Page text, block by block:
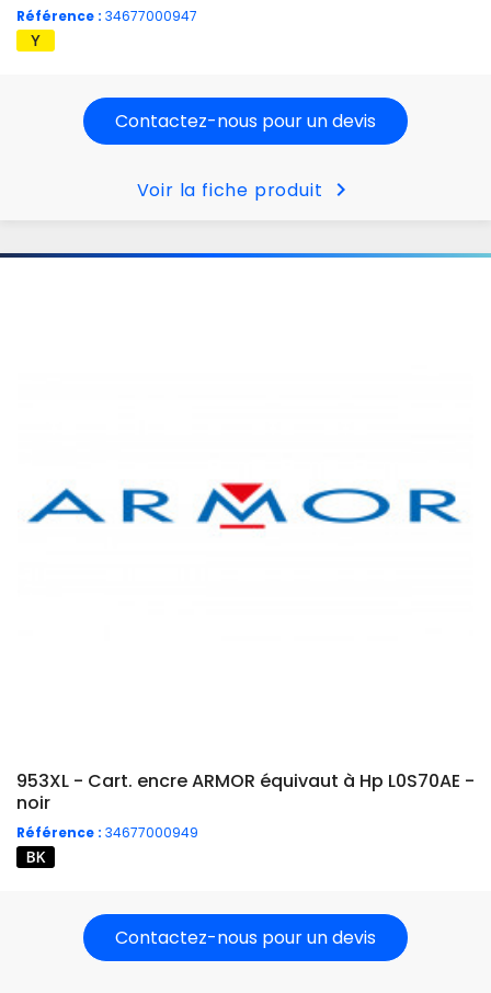
Référence : 34677000947
Contactez-nous pour un devis
Voir la fiche produit chevron_right
953XL - Cart. encre ARMOR équivaut à Hp L0S70AE -
noir
Référence : 34677000949
Contactez-nous pour un devis